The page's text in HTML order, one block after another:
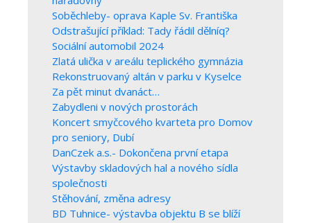
Soběchleby- oprava Kaple Sv. Františka
Odstrašující příklad: Tady řádil dělníq?
Sociální automobil 2024
Zlatá ulička v areálu teplického gymnázia
Rekonstruovaný altán v parku v Kyselce
Za pět minut dvanáct…
Zabydleni v nových prostorách
Koncert smyčcového kvarteta pro Domov
pro seniory, Dubí
DanCzek a.s.- Dokončena první etapa
Výstavby skladových hal a nového sídla
společnosti
Stěhování, změna adresy
BD Tuhnice- výstavba objektu B se blíží